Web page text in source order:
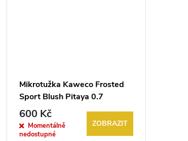
Mikrotužka Kaweco Frosted
Sport Blush Pitaya 0.7
600 Kč
Momentálně
nedostupné
ZOBRAZIT